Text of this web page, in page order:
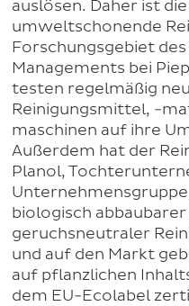
auslösen. Daher ist
umweltschonende
Forschungsgebiet des
Managements bei
testen regelmäßig
Reinigungsmittel, -
maschinen auf ihre
Außerdem hat der
Planol,
biologisch
geruchsneutraler
und auf den Markt
auf pflanzlichen
dem EU-Ecolabel